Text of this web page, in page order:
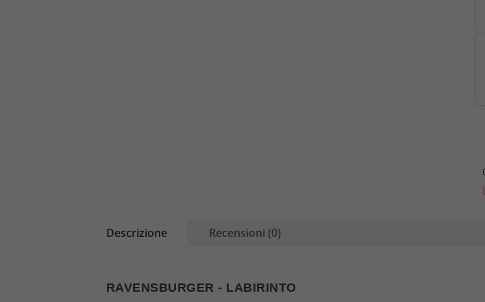
Descrizione Recensioni (0)
RAVENSBURGER - LABIRINTO